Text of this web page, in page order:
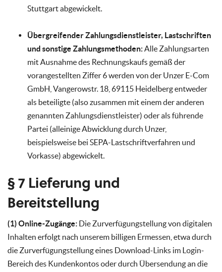
Stuttgart abgewickelt.
Übergreifender Zahlungsdienstleister, Lastschriften
und sonstige Zahlungsmethoden:Alle Zahlungsarten
mit Ausnahme des Rechnungskaufs gemäß der
vorangestellten Ziffer 6 werden von der Unzer E-Com
GmbH, Vangerowstr. 18, 69115 Heidelberg entweder
als beteiligte (also zusammen mit einem der anderen
genannten Zahlungsdienstleister) oder als führende
Partei (alleinige Abwicklung durch Unzer,
beispielsweise bei SEPA-Lastschriftverfahren und
Vorkasse) abgewickelt.
§ 7 Lieferung und
Bereitstellung
(1) Online-Zugänge: Die Zurverfügungstellung von digitalen
Inhalten erfolgt nach unserem billigen Ermessen, etwa durch
die Zurverfügungstellung eines Download-Links im Login-
Bereich des Kundenkontos oder durch Übersendung an die